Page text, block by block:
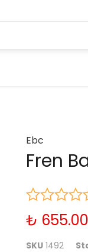
Ebc
Fren
₺ 655.00
SKU 1492